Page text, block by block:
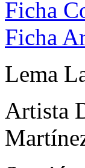
Ficha
Ficha
Lema
Artista